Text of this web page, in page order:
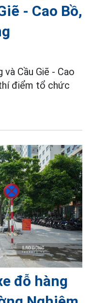
- Cao Bồ,
Cầu Giẽ - Cao
điểm tổ chức
đỗ hàng